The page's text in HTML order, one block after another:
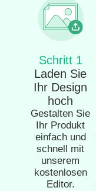
Schritt 1
Laden Sie
Ihr Design
hoch
Gestalten Sie
Ihr Produkt
einfach und
schnell mit
unserem
kostenlosen
Editor.